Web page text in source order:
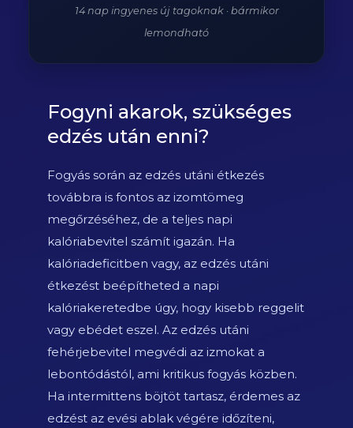
14 nap ingyenes új tagoknak · bármikor
lemondható
Fogyni akarok, szükséges
edzés után enni?
Fogyás során az edzés utáni étkezés
továbbra is fontos az izomtömeg
megőrzéséhez, de a teljes napi
kalóriabevitel számít igazán. Ha
kalóriadeficitben vagy, az edzés utáni
étkezést beépítheted a napi
kalóriakeretedbe úgy, hogy kisebb reggelit
vagy ebédet eszel. Az edzés utáni
fehérjebevitel megvédi az izmokat a
lebontódástól, ami kritikus fogyás közben.
Ha intermittens böjtöt tartasz, érdemes az
edzést az evési ablak végére időzíteni,